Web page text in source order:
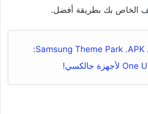
الخاص بك بطريقة أفضل.
تحميل Samsung Theme Park .APK: